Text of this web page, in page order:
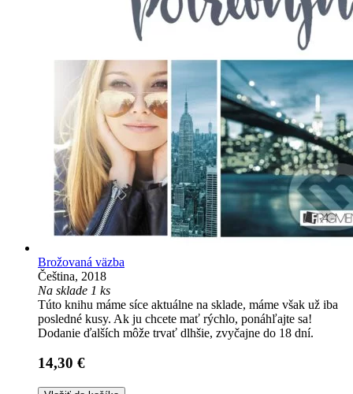
Brožovaná väzba
Čeština, 2018
Na sklade 1 ks
Túto knihu máme síce aktuálne na sklade, máme však už iba
posledné kusy. Ak ju chcete mať rýchlo, ponáhľajte sa!
Dodanie ďalších môže trvať dlhšie, zvyčajne do 18 dní.
14,30 €